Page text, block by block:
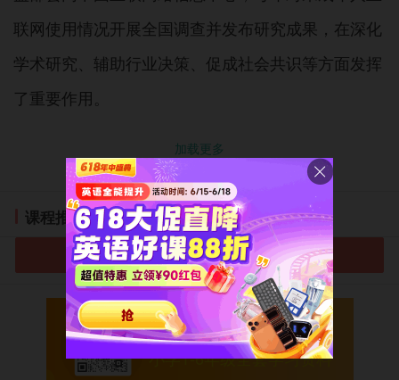
联网使用情况开展全国调查并发布研究成果，在深化
学术研究、辅助行业决策、促成社会共识等方面发挥
了重要作用。
今年的报告基于对全国31个省（区市）的小学、
初中、高中及职业学校29155名学生、5965名家长抽
样调查，从未成年人互联网普及情况、互联网接入环
境、互联网应用的使用情况、网络安全与权益保护、
家长对孩子上网引导与管理等多个方面，展示了当前
我国未成年人互联网使用状况和主要特点。
报告显示，未成年网民规模持续增长，触网低龄
加载更多
课程推荐
进入小学选课中心
微信扫码免费领取
小学1-6年级全套学习资料